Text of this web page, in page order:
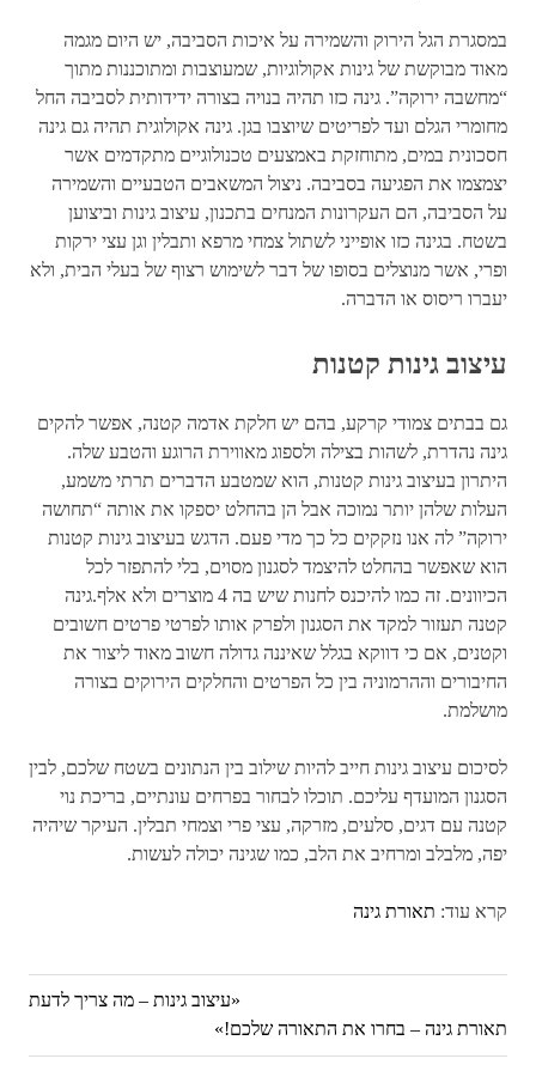
במסגרת הגל הירוק והשמירה על איכות הסביבה, יש היום מגמה
מאוד מבוקשת של גינות אקולוגיות, שמעוצבות ומתוכננות מתוך
“מחשבה ירוקה”. גינה כזו תהיה בנויה בצורה ידידותית לסביבה החל
מחומרי הגלם ועד לפריטים שיוצבו בגן. גינה אקולוגית תהיה גם גינה
חסכונית במים, מתוחזקת באמצעים טכנולוגיים מתקדמים אשר
יצמצמו את הפגיעה בסביבה. ניצול המשאבים הטבעיים והשמירה
על הסביבה, הם העקרונות המנחים בתכנון, עיצוב גינות וביצוען
בשטח. בגינה כזו אופייני לשתול צמחי מרפא ותבלין וגן עצי ירקות
ופרי, אשר מנוצלים בסופו של דבר לשימוש רצוף של בעלי הבית, ולא
יעברו ריסוס או הדברה.
עיצוב גינות קטנות
גם בבתים צמודי קרקע, בהם יש חלקת אדמה קטנה, אפשר להקים
גינה נהדרת, לשהות בצילה ולספוג מאווירת הרוגע והטבע שלה.
היתרון בעיצוב גינות קטנות, הוא שמטבע הדברים תרתי משמע,
העלות שלהן יותר נמוכה אבל הן בהחלט יספקו את אותה “תחושה
ירוקה” לה אנו נזקקים כל כך מדי פעם. הדגש בעיצוב גינות קטנות
הוא שאפשר בהחלט להיצמד לסגנון מסוים, בלי להתפזר לכל
הכיוונים. זה כמו להיכנס לחנות שיש בה 4 מוצרים ולא אלף.גינה
קטנה תעזור למקד את הסגנון ולפרק אותו לפרטי פרטים חשובים
וקטנים, אם כי דווקא בגלל שאיננה גדולה חשוב מאוד ליצור את
החיבורים וההרמוניה בין כל הפרטים והחלקים הירוקים בצורה
מושלמת.
לסיכום עיצוב גינות חייב להיות שילוב בין הנתונים בשטח שלכם, לבין
הסגנון המועדף עליכם. תוכלו לבחור בפרחים עונתיים, בריכת נוי
קטנה עם דגים, סלעים, מזרקה, עצי פרי וצמחי תבלין. העיקר שיהיה
יפה, מלבלב ומרחיב את הלב, כמו שגינה יכולה לעשות.
קרא עוד: תאורת גינה
ניווט
Previous
Post:
עיצוב גינות – מה צריך לדעת
Next
Post:
תאורת גינה – בחרו את התאורה שלכם!